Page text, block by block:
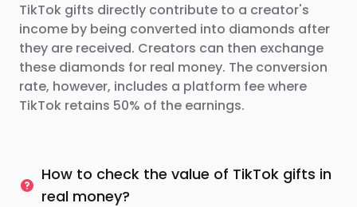
TikTok gifts directly contribute to a creator's
income by being converted into diamonds after
they are received. Creators can then exchange
these diamonds for real money. The conversion
rate, however, includes a platform fee where
TikTok retains 50% of the earnings.
How to check the value of TikTok gifts in
real money?